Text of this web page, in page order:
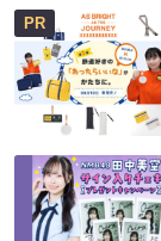
PR